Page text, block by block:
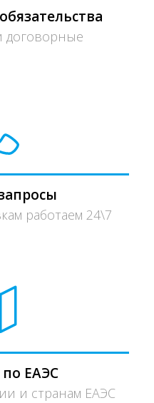
договорные
работаем 24\7
ЕАЭС
и странам ЕАЭС